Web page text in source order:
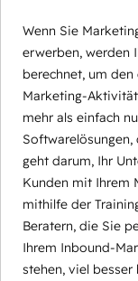
Wenn Sie
erwerben, werden
berechnet, um
Marketing-
mehr als einfach
Softwarelösungen,
geht darum, Ihr
Kunden mit Ihrem
mithilfe der
Beratern, die Sie
Ihrem Inbound-
stehen, viel besser